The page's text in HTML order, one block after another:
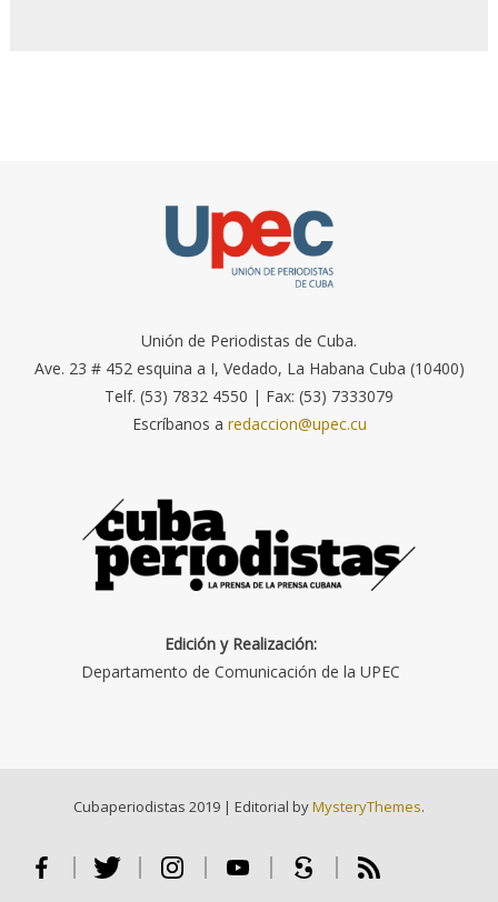
Unión de Periodistas de Cuba.
Ave. 23 # 452 esquina a I, Vedado, La Habana Cuba (10400)
Telf. (53) 7832 4550 | Fax: (53) 7333079
Escríbanos a redaccion@upec.cu
Edición y Realización:
Departamento de Comunicación de la UPEC
Cubaperiodistas 2019 | Editorial byMysteryThemes.
Facebook Twitter Instagram Youtube Scribd RSS